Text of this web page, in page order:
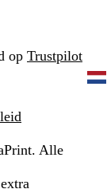
op Trustpilot
Alle